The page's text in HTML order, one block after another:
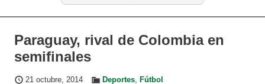
Paraguay, rival de Colombia en
semifinales
21 octubre, 2014 Deportes, Fútbol